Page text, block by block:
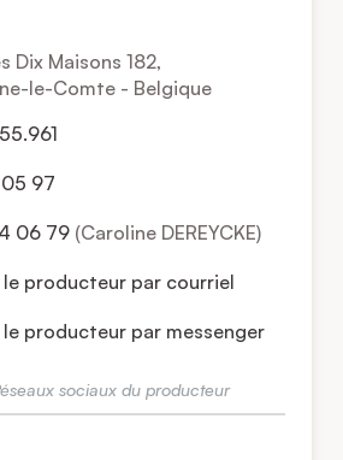
Dix Maisons 182,
le-Comte - Belgique
97
06 79 (Caroline DEREYCKE)
producteur par courriel
producteur par messenger
sociaux du producteur